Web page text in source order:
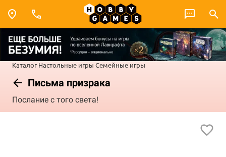
Каталог Настольные игры Семейные игры
Письма призрака
Послание с того света!